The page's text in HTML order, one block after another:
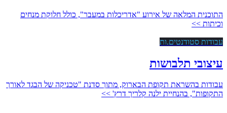
התוכנית המלאה של אירוע "אדריכלות במעבר", כולל חלוקת מנחים
וכיתות >>
עבודות סטודנטים.ות
עיצובי תלבושות
עבודות בהשראת תקופת הבארוק, מתוך סדנת "טכניקה של הבגד לאורך
התקופות", בהנחיית ילנה קלריך דרץ' >>